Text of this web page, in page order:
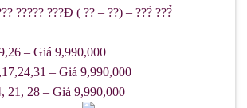
????? ???Đ ( ?? – ??) – ???́ ???̉
– Giá 9,990,000
– Giá 9,990,000
21, 28 – Giá 9,990,000